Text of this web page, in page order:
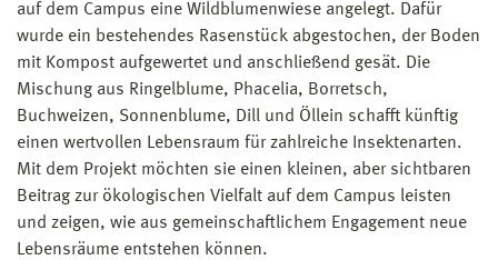
sich für das Thema der Nachhaltigkeit interessieren,
Jede und Jeder ist herzlich willkommen und
eingeladen sich der Gruppe anzuschließen.
auf dem Campus eine Wildblumenwiese angelegt. Dafür
wurde ein bestehendes Rasenstück abgestochen, der Boden
mit Kompost aufgewertet und anschließend gesät. Die
Mischung aus Ringelblume, Phacelia, Borretsch,
Buchweizen, Sonnenblume, Dill und Öllein schafft künftig
einen wertvollen Lebensraum für zahlreiche Insektenarten.
Mit dem Projekt möchten sie einen kleinen, aber sichtbaren
Beitrag zur ökologischen Vielfalt auf dem Campus leisten
und zeigen, wie aus gemeinschaftlichem Engagement neue
Lebensräume entstehen können.